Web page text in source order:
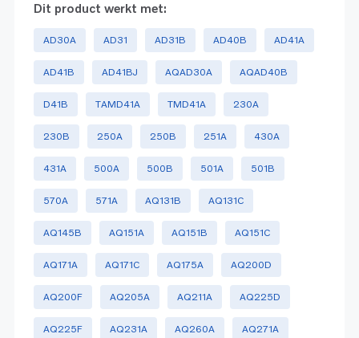
Dit product werkt met:
AD30A AD31 AD31B AD40B AD41A
AD41B AD41BJ AQAD30A AQAD40B
D41B TAMD41A TMD41A 230A
230B 250A 250B 251A 430A
431A 500A 500B 501A 501B
570A 571A AQ131B AQ131C
AQ145B AQ151A AQ151B AQ151C
AQ171A AQ171C AQ175A AQ200D
AQ200F AQ205A AQ211A AQ225D
AQ225F AQ231A AQ260A AQ271A